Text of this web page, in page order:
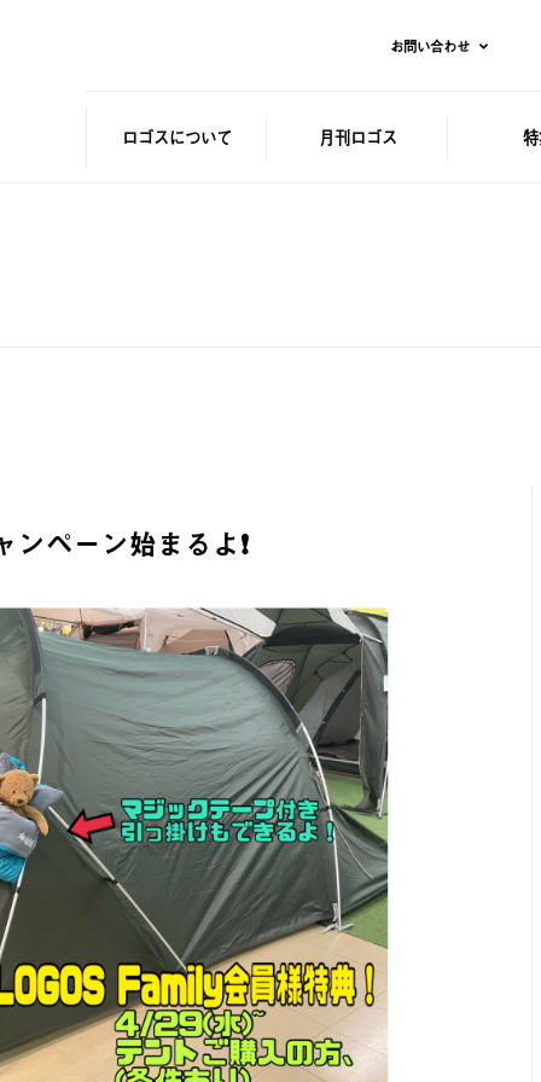
お問い合わせ
ロゴスについて 月刊ロゴス
ペーン始まるよ❗️